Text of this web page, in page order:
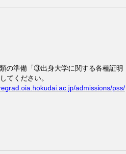
の準備「③出身大学に関する各種証明
てください。
admissions/pss/